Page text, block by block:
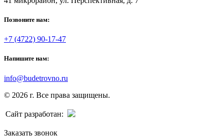
Позвоните нам:
+7 (4722) 90-17-47
Напишите нам:
info@budetrovno.ru
© 2026 г. Все права защищены.
Сайт разработан:
Заказать звонок